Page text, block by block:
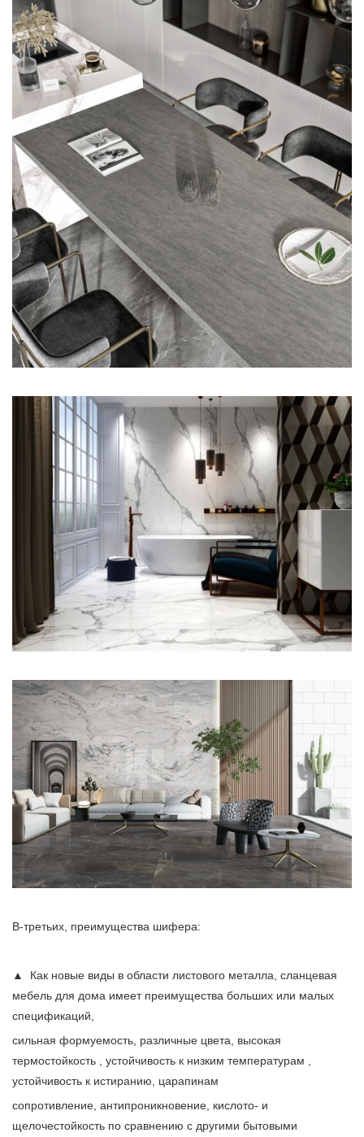
В-третьих, преимущества шифера:
▲ Как новые виды в области листового металла, сланцевая
мебель для дома имеет преимущества больших или малых
спецификаций,
сильная формуемость, различные цвета, высокая
термостойкость , устойчивость к низким температурам ,
устойчивость к истиранию, царапинам
сопротивление, антипроникновение, кислото- и
щелочестойкость по сравнению с другими бытовыми